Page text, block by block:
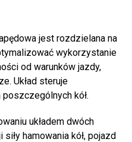
jest rozdzielana na
wykorzystanie
od warunków jazdy,
Układ steruje
kół.
układem dwóch
hamowania kół, pojazd